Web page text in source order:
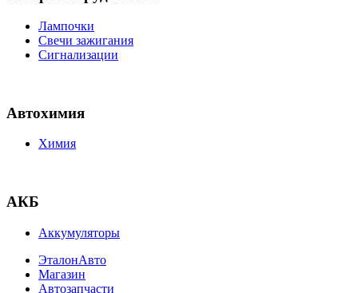
Лампочки
Свечи зажигания
Сигнализации
Автохимия
Химия
АКБ
Аккумуляторы
ЭталонАвто
Магазин
Автозапчасти